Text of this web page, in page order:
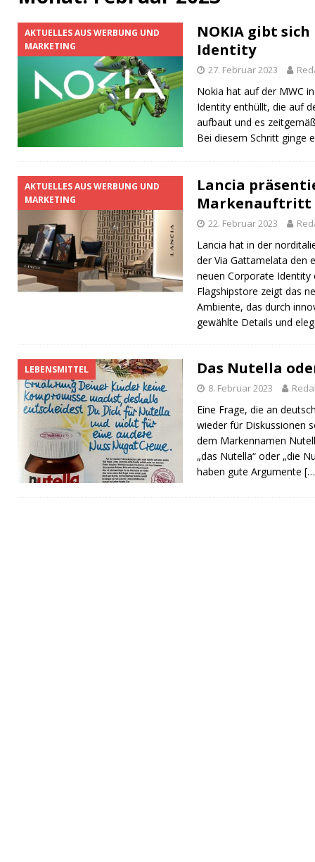
[ 1. November 2025 ] Die Ohrwürmer der
AKTUELLES AUS WERBUNG UND
MARKETING
NOKIA gibt
Identity
27. Februar 2023
Nokia hat auf der MWC
Identity enthüllt, die auf
aufbaut und es
Bei diesem Schritt ginge
AKTUELLES AUS WERBUNG UND
MARKETING
Lancia
Markenauftritt
22. Februar 2023
Lancia hat in der
der Via Gattamelata den
neuen Corporate Identity
Flagshipstore zeigt das
Ambiente, das durch
gewählte Details und
LEBENSMITTEL Das Nutella
8. Februar 2023
Eine Frage, die an
wieder für Diskussionen
dem Markennamen
„das Nutella“ oder „die
haben gute Argumente